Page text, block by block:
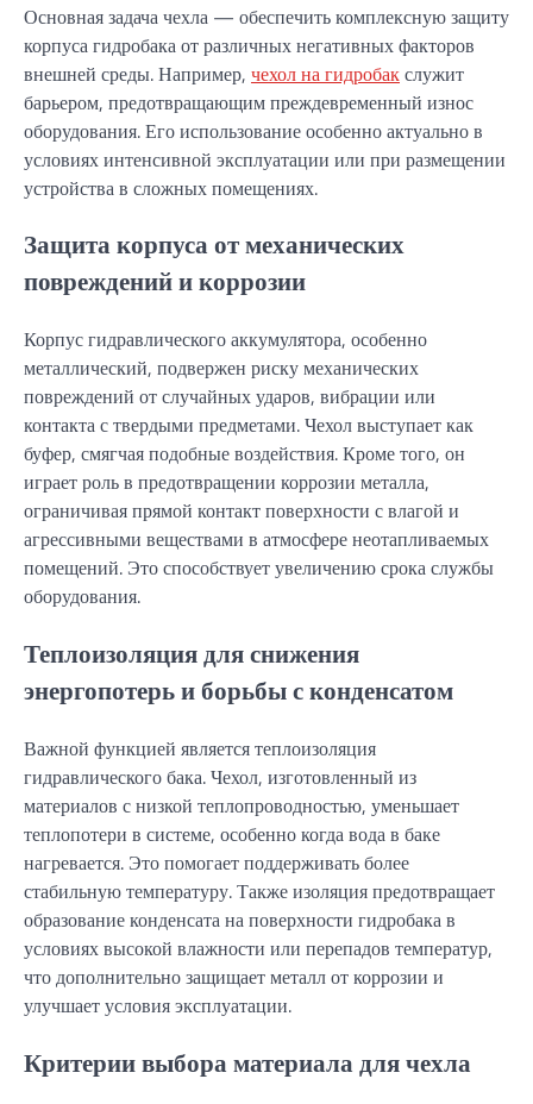
Основная задача чехла — обеспечить комплексную защиту
корпуса гидробака от различных негативных факторов
внешней среды. Например, чехол на гидробакслужит
барьером, предотвращающим преждевременный износ
оборудования. Его использование особенно актуально в
условиях интенсивной эксплуатации или при размещении
устройства в сложных помещениях.
Защита корпуса от механических
повреждений и коррозии
Корпус гидравлического аккумулятора, особенно
металлический, подвержен риску механических
повреждений от случайных ударов, вибрации или
контакта с твердыми предметами. Чехол выступает как
буфер, смягчая подобные воздействия. Кроме того, он
играет роль в предотвращении коррозии металла,
ограничивая прямой контакт поверхности с влагой и
агрессивными веществами в атмосфере неотапливаемых
помещений. Это способствует увеличению срока службы
оборудования.
Теплоизоляция для снижения
энергопотерь и борьбы с конденсатом
Важной функцией является теплоизоляция
гидравлического бака. Чехол, изготовленный из
материалов с низкой теплопроводностью, уменьшает
теплопотери в системе, особенно когда вода в баке
нагревается. Это помогает поддерживать более
стабильную температуру. Также изоляция предотвращает
образование конденсата на поверхности гидробака в
условиях высокой влажности или перепадов температур,
что дополнительно защищает металл от коррозии и
улучшает условия эксплуатации.
Критерии выбора материала для чехла